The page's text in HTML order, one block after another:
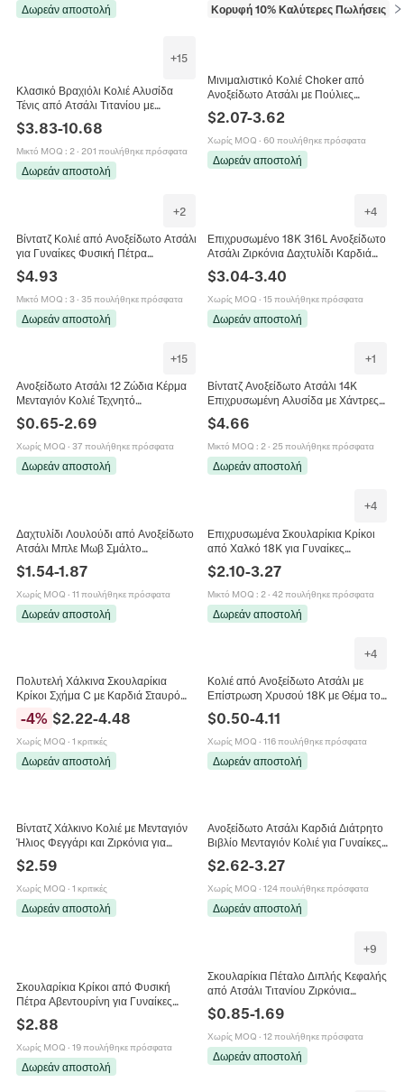
Δωρεάν αποστολή Κορυφή 10% Καλύτερες Πωλήσεις
+15
Κλασικό Βραχιόλι Κολιέ Αλυσίδα
Τένις από Ατσάλι Τιτανίου με
Ζιρκόνια Για Unisex Λαμπερή
Αλυσίδα Ζιρκόνια Κοσμήματα Μόδας
Δώρο
$3.83-10.68
Μικτό MOQ : 2· 201 πουλήθηκε πρόσφατα
Δωρεάν αποστολή
Μινιμαλιστικό Κολιέ Choker από
Ανοξείδωτο Ατσάλι με Πούλιες
Δίσκους για Γυναίκες Επιχρυσωμένο
14K Ροζ Χρυσό Ασημί Λεπτή
Αλυσίδα Κοσμήματα
$2.07-3.62
Χωρίς MOQ · 60 πουλήθηκε πρόσφατα
Δωρεάν αποστολή
+2
Βίντατζ Κολιέ από Ανοξείδωτο Ατσάλι
για Γυναίκες Φυσική Πέτρα
Κοσμήματα Δώρο
$4.93
Μικτό MOQ : 3· 35 πουλήθηκε πρόσφατα
Δωρεάν αποστολή
+4
Επιχρυσωμένο 18K 316L Ανοξείδωτο
Ατσάλι Ζιρκόνια Δαχτυλίδι Καρδιά
Δαχτυλίδια για Γυναίκες
$3.04-3.40
Χωρίς MOQ · 15 πουλήθηκε πρόσφατα
Δωρεάν αποστολή
+15
Ανοξείδωτο Ατσάλι 12 Ζώδια Κέρμα
Μενταγιόν Κολιέ Τεχνητό
Μαργαριτάρι Ένθετο Μαργαριταριού
Χρυσό Στρας Κοσμήματα
$0.65-2.69
Χωρίς MOQ · 37 πουλήθηκε πρόσφατα
Δωρεάν αποστολή
+1
Βίντατζ Ανοξείδωτο Ατσάλι 14K
Επιχρυσωμένη Αλυσίδα με Χάντρες
για Γυναίκες Πολύπλευρο Οβάλ
Φυσικό Λίθο Μενταγιόν Κοσμήματα
$4.66
Μικτό MOQ : 2· 25 πουλήθηκε πρόσφατα
Δωρεάν αποστολή
Δαχτυλίδι Λουλούδι από Ανοξείδωτο
Ατσάλι Μπλε Μωβ Σμάλτο
Δαχτυλίδι Κοσμήματα Μόδας για
Γυναίκες
$1.54-1.87
Χωρίς MOQ · 11 πουλήθηκε πρόσφατα
Δωρεάν αποστολή
+4
Επιχρυσωμένα Σκουλαρίκια Κρίκοι
από Χαλκό 18K για Γυναίκες
Στρογγυλά Κοσμήματα
$2.10-3.27
Μικτό MOQ : 2· 42 πουλήθηκε πρόσφατα
Δωρεάν αποστολή
Πολυτελή Χάλκινα Σκουλαρίκια
Κρίκοι Σχήμα C με Καρδιά Σταυρό
και Ζιρκόνια για Γυναίκες
Επιχρυσωμένα 14K Κοσμήματα
-4% $2.22-4.48
Χωρίς MOQ · 1 κριτικές
Δωρεάν αποστολή
+4
Κολιέ από Ανοξείδωτο Ατσάλι με
Επίστρωση Χρυσού 18K με Θέμα τον
Ωκεανό με Μενταγιόν Κοχύλι Αστερία
Ψάρι Κοράλλι Τεχνητό Μαργαριτάρι
Στρας για Γυναίκες
$0.50-4.11
Χωρίς MOQ · 116 πουλήθηκε πρόσφατα
Δωρεάν αποστολή
Βίντατζ Χάλκινο Κολιέ με Μενταγιόν
Ήλιος Φεγγάρι και Ζιρκόνια για
Γυναίκες Επιχρυσωμένη Αλυσίδα
Συνδετήρας Κοσμήματα Μόδας
$2.59
Χωρίς MOQ · 1 κριτικές
Δωρεάν αποστολή
Ανοξείδωτο Ατσάλι Καρδιά Διάτρητο
Βιβλίο Μενταγιόν Κολιέ για Γυναίκες
Άνδρες Trendy Μινιμαλιστική
Αλυσίδα Μόδα Κοσμήματα Δώρο
$2.62-3.27
Χωρίς MOQ · 124 πουλήθηκε πρόσφατα
Δωρεάν αποστολή
Σκουλαρίκια Κρίκοι από Φυσική
Πέτρα Αβεντουρίνη για Γυναίκες
Τρεις Πράσινες Χάντρες Καρφίτσα
Ασήμι 925 Μινιμαλιστικά Κοσμήματα
$2.88
Χωρίς MOQ · 19 πουλήθηκε πρόσφατα
Δωρεάν αποστολή
+9
Σκουλαρίκια Πέταλο Διπλής Κεφαλής
από Ατσάλι Τιτανίου Ζιρκόνια
Σκουλαρίκια για Γυναίκες
$0.85-1.69
Χωρίς MOQ · 12 πουλήθηκε πρόσφατα
Δωρεάν αποστολή